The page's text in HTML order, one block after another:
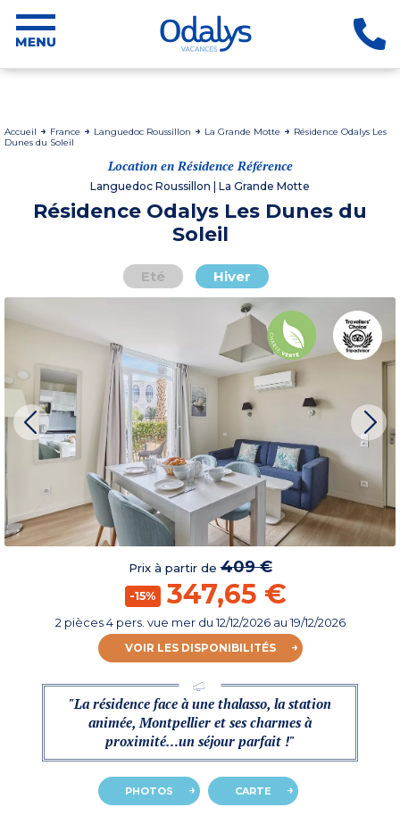
Accueil France Languedoc Roussillon La Grande Motte
Résidence Odalys Les
Dunes du Soleil
Location en Résidence Référence
Languedoc Roussillon | La Grande Motte
Résidence Odalys Les Dunes du
Soleil
Eté Hiver
Prix à partir de409 €
-15% 347,65 €
2 pièces 4 pers. vue mer du12/12/2026au 19/12/2026
VOIR LES DISPONIBILITÉS
"La résidence face à une thalasso, la station
animée, Montpellier et ses charmes à
proximité…un séjour parfait !"
PHOTOS CARTE